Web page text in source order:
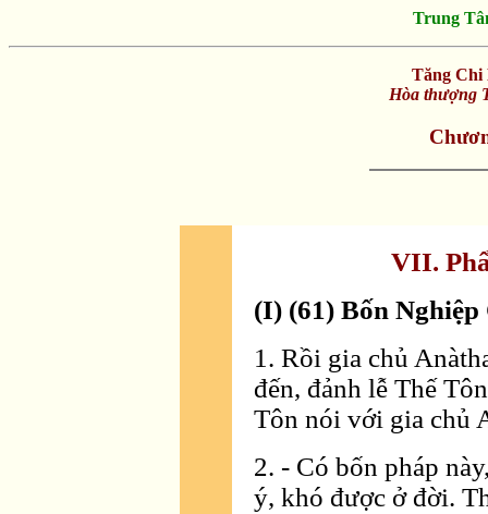
Trung
Tăng Chi
Hòa thượng
VII.
(I) (61) Bốn
1. Rồi gia chủ
đến, đảnh lễ Thế
Tôn nói với gia chủ
2. - Có bốn pháp
ý, khó được ở đời.